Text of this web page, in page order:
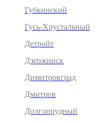
Губкинский
Гусь-Хрустальный
Детройт
Дзержинск
Димитровград
Дмитров
Долгопрудный